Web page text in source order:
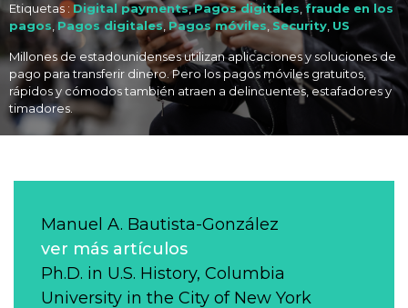
Etiquetas : Digital payments,Pagos digitales fraude en los
pagos Pagos digitales Pagos móviles Security US
Millones de estadounidenses utilizan aplicaciones y soluciones de
pago para transferir dinero. Pero los pagos móviles gratuitos,
rápidos y cómodos también atraen a delincuentes, estafadores y
timadores.
Manuel A. Bautista-González
ver más artículos
Ph.D. in U.S. History, Columbia
University in the City of New York